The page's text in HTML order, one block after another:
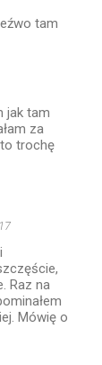
tam
jak tam
za
trochę
Raz na
Mówię o